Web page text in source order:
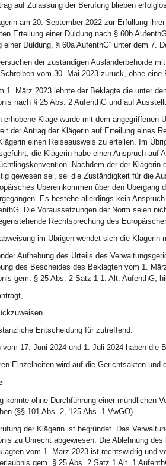
auf Zulassung der Berufung blieben
am 20. September 2022 zur Erfüllung
Erteilung einer Duldung nach § 60b
einer Duldung, § 60a AufenthG“ unter dem 7.
der zuständigen Ausländerbehörde
vom 30. Mai 2023 zurück, ohne
1. März 2023 lehnte der Beklagte die unter
nach § 25 Abs. 2 AufenthG und auf
erhobene Klage wurde mit dem
der Antrag der Klägerin auf Erteilung eines
einen Reiseausweis zu erteilen. Im
die Klägerin habe einen Anspruch
Nachdem der der
gewesen sei, sei die Zuständigkeit für die
Übereinkommen über den
Es bestehe allerdings kein
Die Voraussetzungen der Norm seien
Rechtsprechung des
im Übrigen wendet sich die
Aufhebung des Urteils des
des Bescheides des Beklagten vom 1.
gem. § 25 Abs. 2 Satz 1 1. Alt. AufenthG,
Entscheidung für zutreffend.
17. Juni 2024 und 1. Juli 2024 haben die
Einzelheiten wird auf die Gerichtsakten und
konnte ohne Durchführung einer mündlichen
(§§ 101 Abs. 2, 125 Abs. 1 VwGO).
der Klägerin ist begründet. Das
zu Unrecht abgewiesen. Die Ablehnung
vom 1. März 2023 ist rechtswidrig und
gem. § 25 Abs. 2 Satz 1 Alt. 1